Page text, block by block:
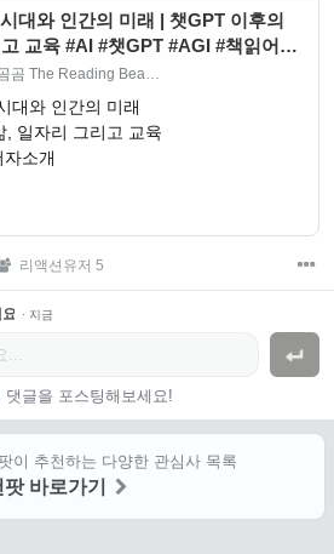
대와 인간의 미래 | 챗GPT 이후의
교육 #AI #챗GPT #AGI #책읽어주
측 #오…
곰 The Reading Bea…
대와 인간의 미래
, 일자리 그리고 교육
소개
리액션유저 5
. · 지금
댓글을 포스팅해보세요!
이 추천하는 다양한 관심사 목록
바로가기